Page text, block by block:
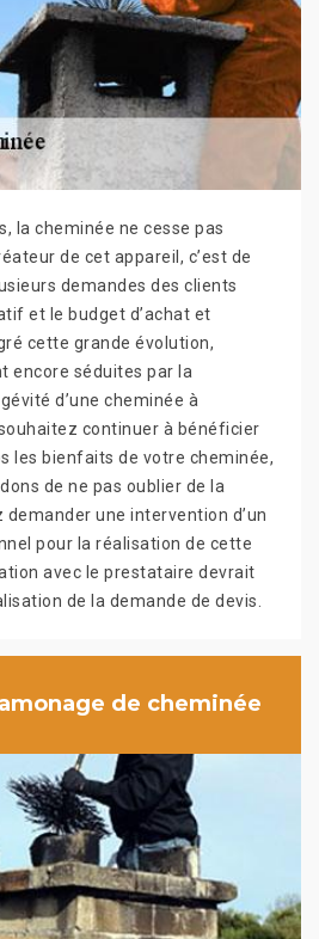
la cheminée ne cesse pas
de cet appareil, c’est de
demandes des clients
et le budget d’achat et
cette grande évolution,
encore séduites par la
d’une cheminée à
souhaitez continuer à bénéficier
les bienfaits de votre cheminée,
de ne pas oublier de la
une intervention d’un
pour la réalisation de cette
avec le prestataire devrait
de la demande de devis.
de cheminée